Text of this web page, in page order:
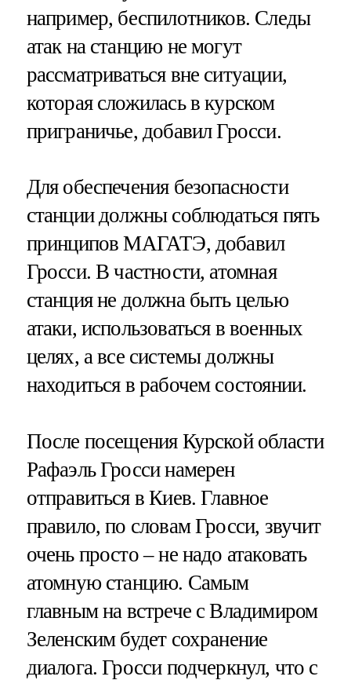
например, беспилотников. Следы
атак на станцию не могут
рассматриваться вне ситуации,
которая сложилась в курском
приграничье, добавил Гросси.
Для обеспечения безопасности
станции должны соблюдаться пять
принципов МАГАТЭ, добавил
Гросси. В частности, атомная
станция не должна быть целью
атаки, использоваться в военных
целях, а все системы должны
находиться в рабочем состоянии.
После посещения Курской области
Рафаэль Гросси намерен
отправиться в Киев. Главное
правило, по словам Гросси, звучит
очень просто – не надо атаковать
атомную станцию. Самым
главным на встрече с Владимиром
Зеленским будет сохранение
диалога. Гросси подчеркнул, что с